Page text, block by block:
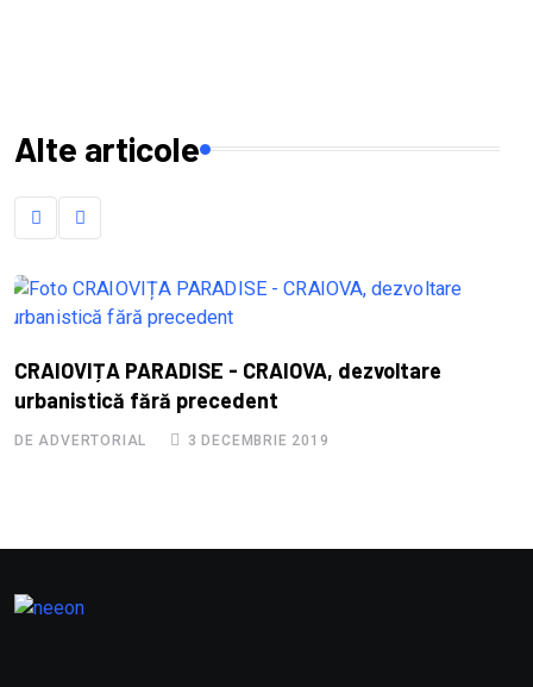
Alte articole
CRAIOVIȚA PARADISE - CRAIOVA, dezvoltare
urbanistică fără precedent
DE ADVERTORIAL 3 DECEMBRIE 2019